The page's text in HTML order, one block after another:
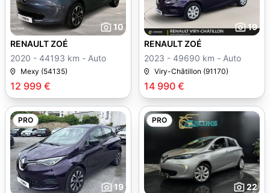
10
12 999 €
RENAULT ZOÉ
2020 - 44193 km - Auto
Mexy (54135)
19
14 990 €
RENAULT ZOÉ
2023 - 49690 km - Auto
Viry-Châtillon (91170)
PRO
19
PRO
22